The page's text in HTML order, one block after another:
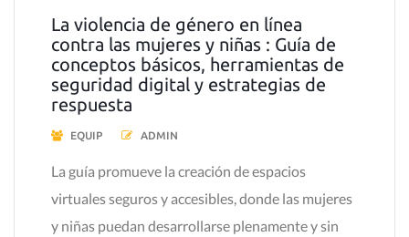
La violencia de género en línea
contra las mujeres y niñas : Guía de
conceptos básicos, herramientas de
seguridad digital y estrategias de
respuesta
EQUIP ADMIN
La guía promueve la creación de espacios
virtuales seguros y accesibles, donde las mujeres
y niñas puedan desarrollarse plenamente y sin